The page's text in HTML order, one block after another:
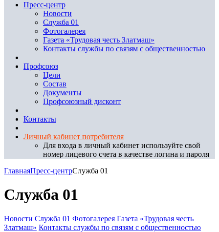
Пресс-центр
Новости
Служба 01
Фотогалерея
Газета «Трудовая честь Златмаш»
Контакты службы по связям с общественностью
Профсоюз
Цели
Состав
Документы
Профсоюзный дисконт
Контакты
Личный кабинет потребителя
Для входа в личный кабинет используйте свой
номер лицевого счета в качестве логина и пароля
ГлавнаяПресс-центрСлужба 01
Служба 01
Новости Служба 01 Фотогалерея Газета «Трудовая честь
Златмаш» Контакты службы по связям с общественностью